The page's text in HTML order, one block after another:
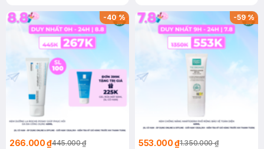
-40%
266.000 ₫445.000 ₫
-59%
553.000 ₫1.350.000 ₫